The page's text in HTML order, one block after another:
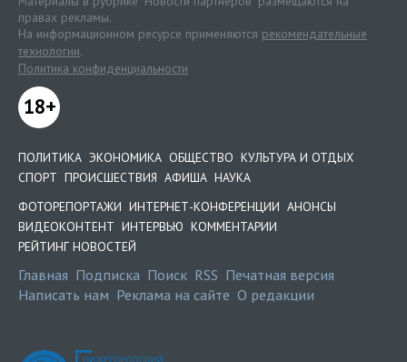
правах рекламы.
На информационном ресурсе применяются рекомендательные
технологии.
Политика конфиденциальности
18+
ПОЛИТИКА ЭКОНОМИКА ОБЩЕСТВО КУЛЬТУРА И ОТДЫХ
СПОРТ ПРОИСШЕСТВИЯ АФИША НАУКА
ФОТОРЕПОРТАЖИ ИНТЕРНЕТ-КОНФЕРЕНЦИИ АНОНСЫ
ВИДЕОКОНТЕНТ ИНТЕРВЬЮ КОММЕНТАРИИ
РЕЙТИНГ НОВОСТЕЙ
Главная Подписка Поиск RSS Печатная версия
Написать нам Реклама на сайте О редакции